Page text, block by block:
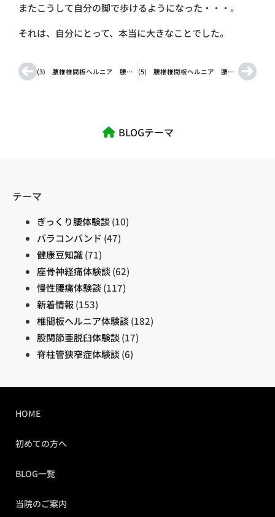
またこうして自分の脚で歩けるようになった・・・。
それは、自分にとって、本当に大きなことでした。
(3) 腰椎椎間板ヘルニア 腰痛と坐骨神経痛 (5) 腰椎椎間板ヘルニア 腰痛と坐骨神経痛
BLOGテーマ
テーマ
ぎっくり腰体験談(10)
バラコンバンド (47)
健康豆知識(71)
座骨神経痛体験談(62)
慢性腰痛体験談(117)
新着情報 (153)
椎間板ヘルニア体験談(182)
股関節亜脱臼体験談(17)
脊柱管狭窄症体験談(6)
HOME
初めての方へ
BLOG一覧
当院のご案内